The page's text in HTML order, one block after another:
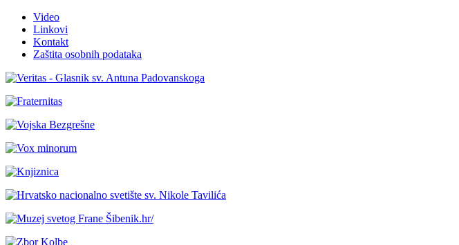
Video
Linkovi
Kontakt
Zaštita osobnih podataka